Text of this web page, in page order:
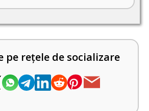
pe rețele de socializare